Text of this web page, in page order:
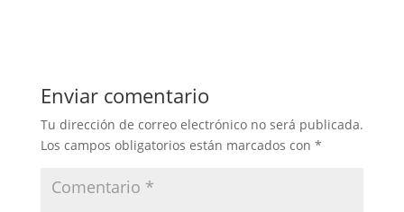
Enviar comentario
Tu dirección de correo electrónico no será publicada.
Los campos obligatorios están marcados con *